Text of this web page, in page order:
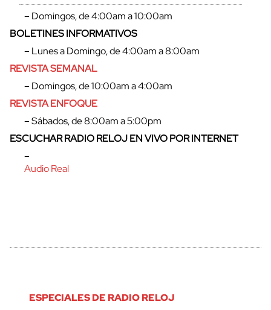
– Domingos, de 4:00am a 10:00am
BOLETINES INFORMATIVOS
– Lunes a Domingo, de 4:00am a 8:00am
REVISTA SEMANAL
– Domingos, de 10:00am a 4:00am
REVISTA ENFOQUE
– Sábados, de 8:00am a 5:00pm
ESCUCHAR RADIO RELOJ EN VIVO POR INTERNET
–
Audio Real
ESPECIALES DE RADIO RELOJ